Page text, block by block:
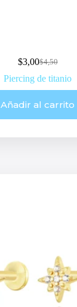
$4,50
Original
price
was:
$3,00Current
price
is:
Piercing de titanio
Añadir al carrito